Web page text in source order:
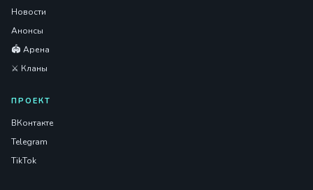
Новости
Анонсы
🏟️ Арена
⚔️ Кланы
ПРОЕКТ
ВКонтакте
Telegram
TikTok